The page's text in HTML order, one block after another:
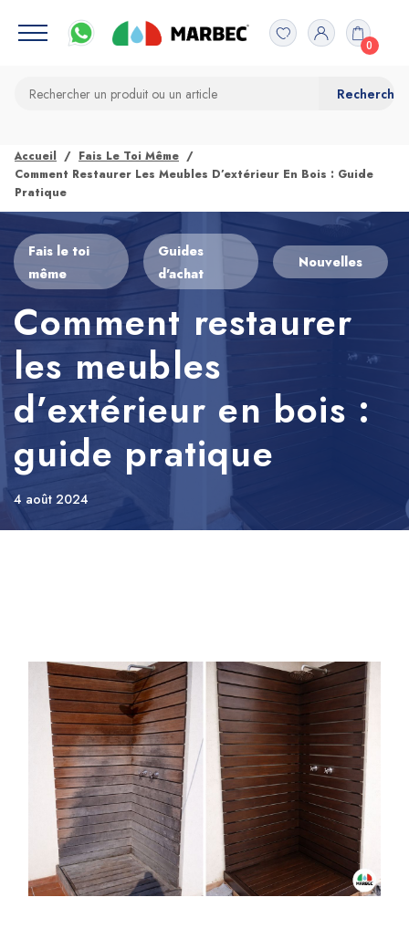
0
Accueil
Fais Le Toi Même
Comment Restaurer Les Meubles D’extérieur En Bois : Guide
Pratique
Fais le toi
même
Guides
d'achat
Nouvelles
Comment restaurer
les meubles
d’extérieur en bois :
guide pratique
4 août 2024